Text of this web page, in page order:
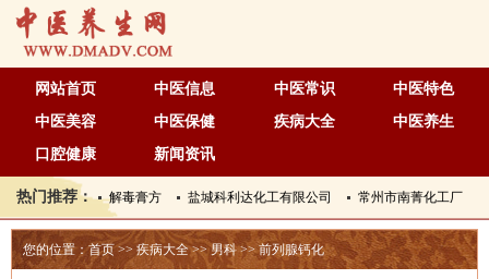
网站首页 中医信息 中医常识
中医特色
中医美容
中医保健 疾病大全
中医养生
口腔健康
新闻资讯
热门推荐： 解毒膏方 盐城科利达化工有限公司 常州市南菁化工厂
您的位置：首页>> 疾病大全>>男科>>前列腺钙化